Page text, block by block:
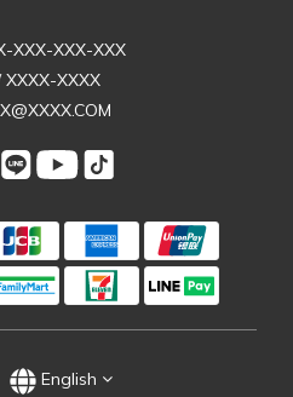
XXX-XXX-XXX
XXXX
English